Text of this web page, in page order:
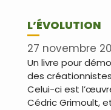
L’ÉVOLUTION
27 novembre
Un livre pour
des
Celui-ci est
Cédric Grimoult,